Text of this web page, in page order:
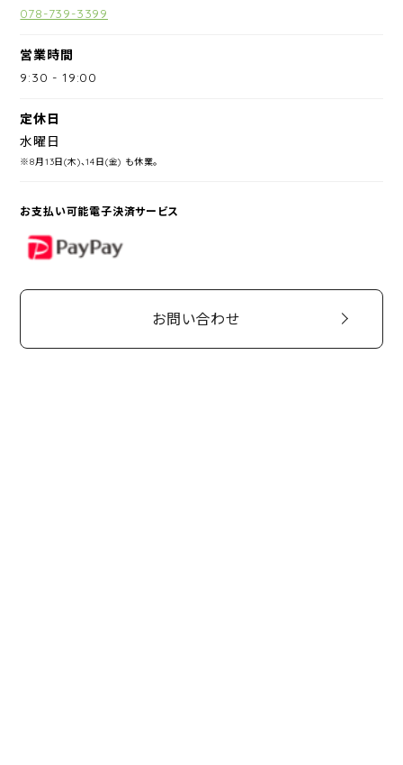
078-739-3399
営業時間
9:30 -19:00
定休日
水曜日
※8月13日(木)、14日(金) も休業。
お支払い可能電子決済サービス
PayPay
お問い合わせ